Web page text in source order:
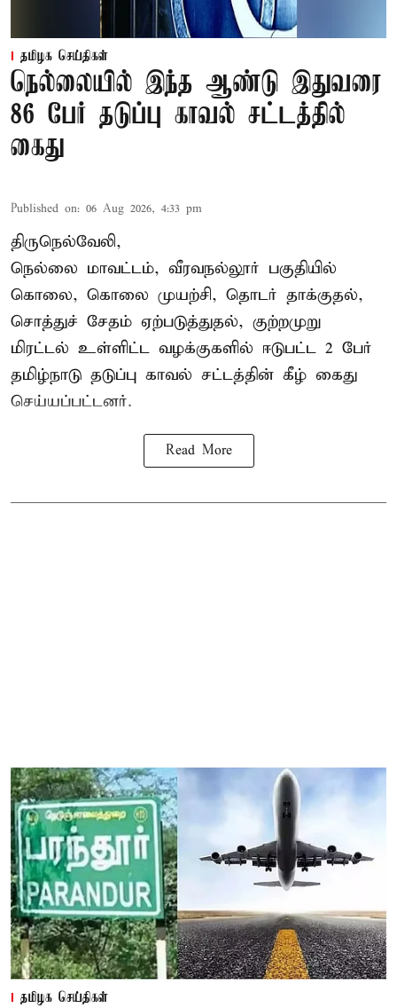
தமிழக செய்திகள்
நெல்லையில் இந்த ஆண்டு இதுவரை
86 பேர் தடுப்பு காவல் சட்டத்தில்
கைது
Published on: 06 Aug 2026, 4:33 pm
திருநெல்வேலி,
நெல்லை மாவட்டம், வீரவநல்லூர் பகுதியில்
கொலை, கொலை முயற்சி, தொடர் தாக்குதல்,
சொத்துச் சேதம் ஏற்படுத்துதல், குற்றமுறு
மிரட்டல் உள்ளிட்ட வழக்குகளில் ஈடுபட்ட 2 பேர்
தமிழ்நாடு தடுப்பு காவல் சட்டத்தின் கீழ் கைது
செய்யப்பட்டனர்.
Read More
தமிழக செய்திகள்